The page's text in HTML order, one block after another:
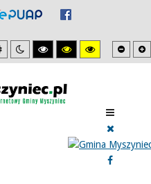
Ustawienia
domyslne
Tryb
nocny
Wysoki
kontrast
Wysoki
kontrast
Wysoki
kontrast